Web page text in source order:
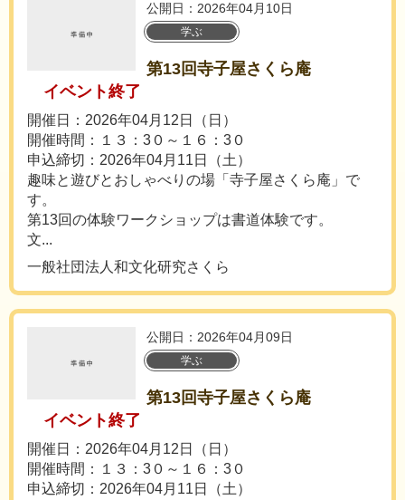
公開日：2026年04月10日
学ぶ
第13回寺子屋さくら庵
イベント終了
開催日：2026年04月12日（日）
開催時間：１３：3０～１６：3０
申込締切：2026年04月11日（土）
趣味と遊びとおしゃべりの場「寺子屋さくら庵」で
す。
第13回の体験ワークショップは書道体験です。
文...
一般社団法人和文化研究さくら
公開日：2026年04月09日
学ぶ
第13回寺子屋さくら庵
イベント終了
開催日：2026年04月12日（日）
開催時間：１３：3０～１６：3０
申込締切：2026年04月11日（土）